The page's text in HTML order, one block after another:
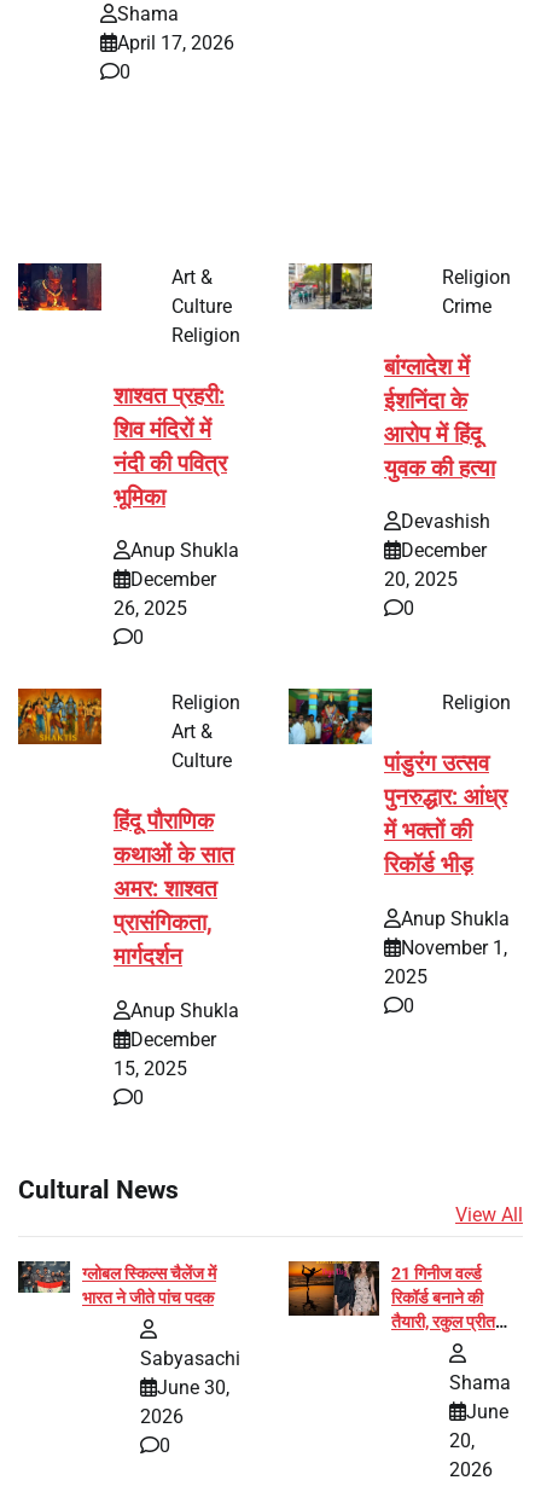
Shama
April 17, 2026
0
Art &
Culture
Religion
शाश्वत प्रहरी:
शिव मंदिरों में
नंदी की पवित्र
भूमिका
Anup Shukla
December
26, 2025
0
Religion
Crime
बांग्लादेश में
ईशनिंदा के
आरोप में हिंदू
युवक की हत्या
Devashish
December
20, 2025
0
Religion
Art &
Culture
हिंदू पौराणिक
कथाओं के सात
अमर: शाश्वत
प्रासंगिकता,
मार्गदर्शन
Anup Shukla
December
15, 2025
0
Religion
पांडुरंग उत्सव
पुनरुद्धार: आंध्र
में भक्तों की
रिकॉर्ड भीड़
Anup Shukla
November 1,
2025
0
Cultural News
View All
ग्लोबल स्किल्स चैलेंज में
भारत ने जीते पांच पदक
Sabyasachi
June 30,
2026
0
21 गिनीज वर्ल्ड
रिकॉर्ड बनाने की
तैयारी, रकुल प्रीत
और प्रज्ञा जायसवाल
बनीं योग अभियान का
Shama
June
20,
2026